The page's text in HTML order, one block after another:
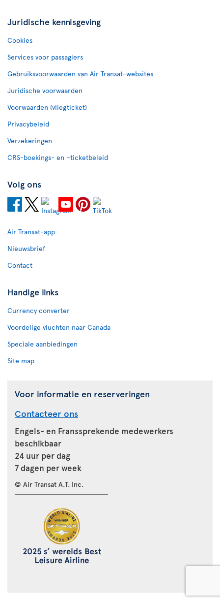
Juridische kennisgeving
Cookies
Services voor passagiers
Gebruiksvoorwaarden van Air Transat-websites
Juridische voorwaarden
Voorwaarden (vliegticket)
Privacybeleid
Verzekeringen
CRS-boekings- en –ticketbeleid
Volg ons
Air Transat-app
Nieuwsbrief
Contact
Handige links
Currency converter
Voordelige vluchten naar Canada
Speciale aanbiedingen
Site map
Voor informatie en reserveringen
Contacteer ons
Engels- en Franssprekende medewerkers
beschikbaar
24 uur per dag
7 dagen per week
© Air Transat A.T. Inc.